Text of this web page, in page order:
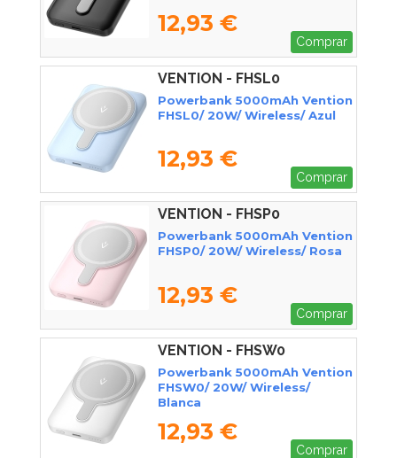
12,93 €
Comprar
VENTION - FHSL0
Powerbank 5000mAh Vention
FHSL0/ 20W/ Wireless/ Azul
12,93 €
Comprar
VENTION - FHSP0
Powerbank 5000mAh Vention
FHSP0/ 20W/ Wireless/ Rosa
12,93 €
Comprar
VENTION - FHSW0
Powerbank 5000mAh Vention
FHSW0/ 20W/ Wireless/
Blanca
12,93 €
Comprar